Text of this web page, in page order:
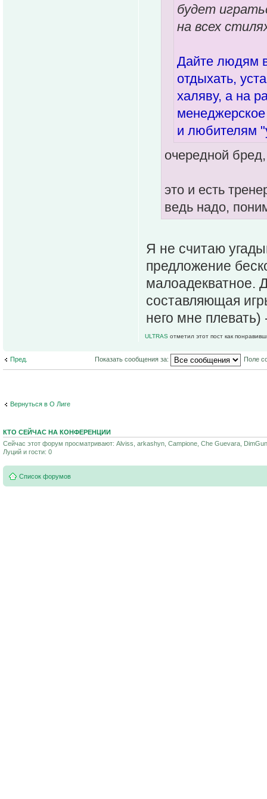
будет
на всех
Дайте людям
отдыхать,
халяву, а на
и любителям
очередной
это и есть
ведь надо,
Я не считаю
предложение
малоадекватное.
составляющая
него мне плевать)
ULTRAS отметил этот пост как
Пред. Показать сообщения за: Поле
Вернуться в О Лиге
КТО СЕЙЧАС НА КОНФЕРЕНЦИИ
Сейчас этот форум просматривают: Alviss, arkashyn, Campione, Che Guevara,
Луций и гости: 0
Список форумов